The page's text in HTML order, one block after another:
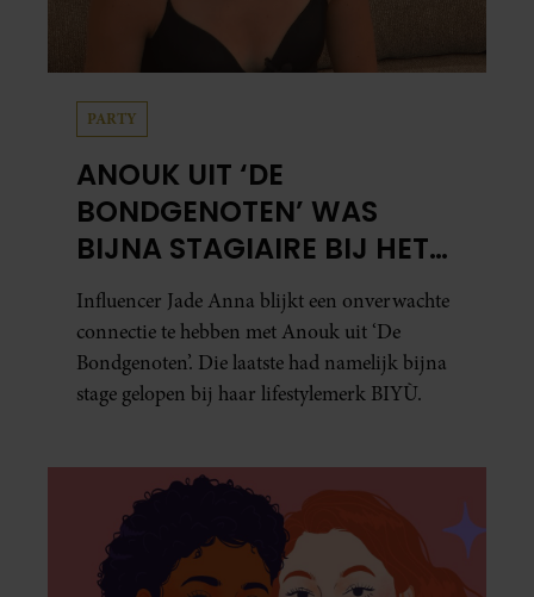
PARTY
ANOUK UIT ‘DE
BONDGENOTEN’ WAS
BIJNA STAGIAIRE BIJ HET
MERK VAN JADE ANNA
Influencer Jade Anna blijkt een onverwachte
connectie te hebben met Anouk uit ‘De
Bondgenoten’. Die laatste had namelijk bijna
stage gelopen bij haar lifestylemerk BIYÙ.